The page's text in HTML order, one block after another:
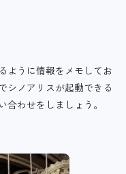
ように情報をメモしてお
シノアリスが起動できる
わせをしましょう。